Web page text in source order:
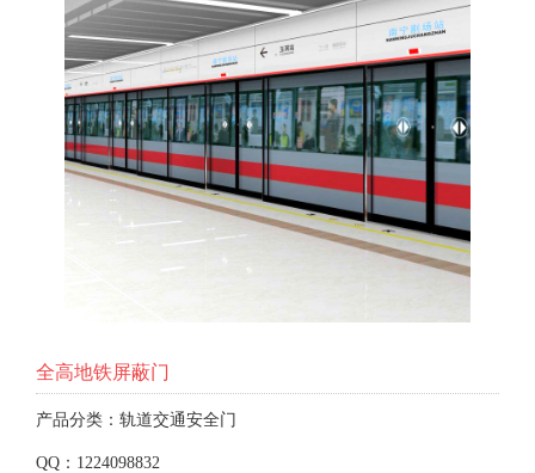
全高地铁屏蔽门
产品分类：轨道交通安全门
QQ：1224098832